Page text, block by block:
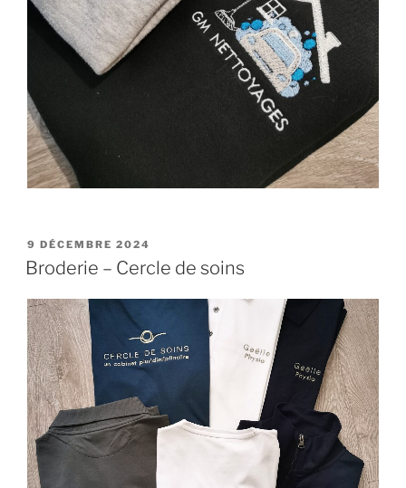
PUBLIÉ
LE
9 DÉCEMBRE 2024
Broderie – Cercle de soins